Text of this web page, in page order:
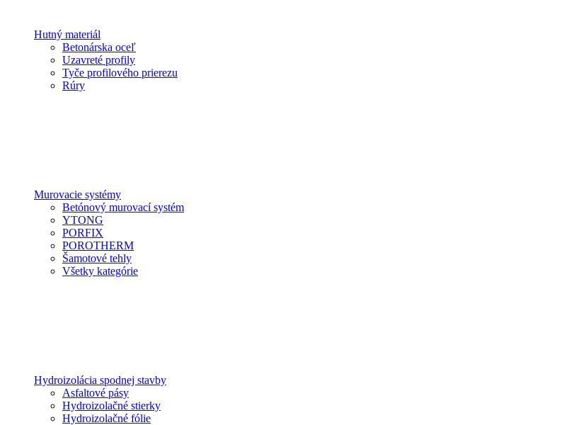
Hutný materiál
Betonárska oceľ
Uzavreté profily
Tyče profilového prierezu
Rúry
Murovacie systémy
Betónový murovací systém
YTONG
PORFIX
POROTHERM
Šamotové tehly
Všetky kategórie
Hydroizolácia spodnej stavby
Asfaltové pásy
Hydroizolačné stierky
Hydroizolačné fólie